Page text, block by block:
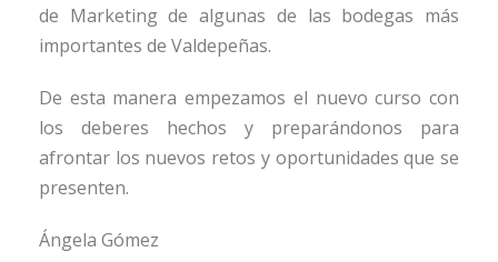
de Marketing de algunas de las bodegas más
importantes de Valdepeñas.
De esta manera empezamos el nuevo curso con
los deberes hechos y preparándonos para
afrontar los nuevos retos y oportunidades que se
presenten.
Ángela Gómez